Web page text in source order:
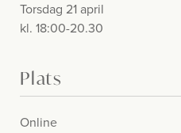
Torsdag 21 april
kl. 18:00-20.30
Plats
Online